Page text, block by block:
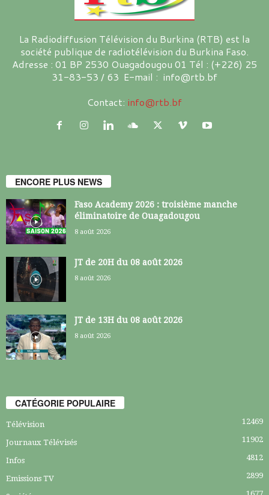
La Radiodiffusion Télévision du Burkina (RTB) est la
société publique de radiotélévision du Burkina Faso.
Adresse : 01 BP 2530 Ouagadougou 01 Tél : (+226) 25
31-83-53 / 63 E-mail : info@rtb.bf
Contact: info@rtb.bf
ENCORE PLUS NEWS
Faso Academy 2026 : troisième manche
éliminatoire de Ouagadougou
8 août 2026
JT de 20H du 08 août 2026
8 août 2026
JT de 13H du 08 août 2026
8 août 2026
CATÉGORIE POPULAIRE
Télévision 12469
Journaux Télévisés 11902
Infos 4812
Emissions TV 2899